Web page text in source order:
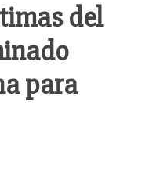
del
para